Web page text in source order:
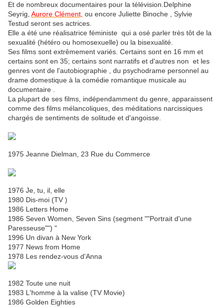
Et de nombreux documentaires pour la télévision. Delphine
Seyrig, Aurore Clément, ou encore Juliette Binoche , Sylvie
Testud seront ses actrices.
Elle a été une réalisatrice féministe qui a osé parler très tôt de la
sexualité (hétéro ou homosexuelle) ou la bisexualité.
Ses films sont extrêmement variés. Certains sont en 16 mm et
certains sont en 35; certains sont narratifs et d'autres non et les
genres vont de l'autobiographie , du psychodrame personnel au
drame domestique à la comédie romantique musicale au
documentaire .
La plupart de ses films, indépendamment du genre, apparaissent
comme des films mélancoliques, des méditations narcissiques
chargés de sentiments de solitude et d'angoisse.
1975 Jeanne Dielman, 23 Rue du Commerce
1976 Je, tu, il, elle
1980 Dis-moi (TV )
1986 Letters Home
1986 Seven Women, Seven Sins (segment ""Portrait d'une
Paresseuse"") "
1996 Un divan à New York
1977 News from Home
1978 Les rendez-vous d'Anna
1982 Toute une nuit
1983 L'homme à la valise (TV Movie)
1986 Golden Eighties